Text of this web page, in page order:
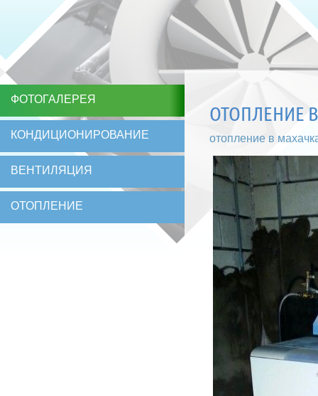
ФОТОГАЛЕРЕЯ
КОНДИЦИОНИРОВАНИЕ
ВЕНТИЛЯЦИЯ
ОТОПЛЕНИЕ
ОТОПЛЕНИЕ
отопление в